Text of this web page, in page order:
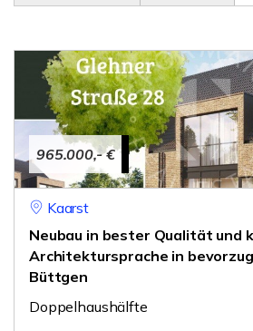
965.000,- €
Kaarst
Neubau in bester Qualität und
Architektursprache in
Büttgen
Doppelhaushälfte